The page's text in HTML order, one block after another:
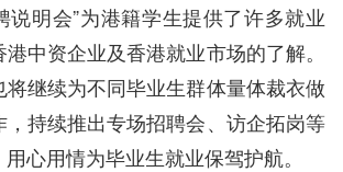
说明会”为港籍学生提供了许多就业
中资企业及香港就业市场的了解。
继续为不同毕业生群体量体裁衣做
持续推出专场招聘会、访企拓岗等
心用情为毕业生就业保驾护航。